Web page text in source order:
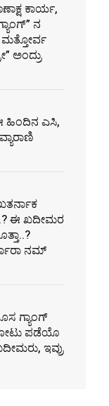
ಕಾರ್ಯ,
ನ
ಮತ್ತೋರ್ವ
ಅಂದ್ರು
ಹಿಂದಿನ ಎಸಿ,
ಈ ಖದೀಮರ
ನಮ್
ಗ್ಯಾಂಗ್
ನೋಟು ಪಡೆಯೊ
ಇವ್ರು